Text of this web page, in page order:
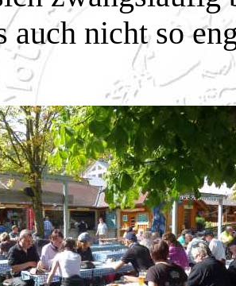
auch nicht so